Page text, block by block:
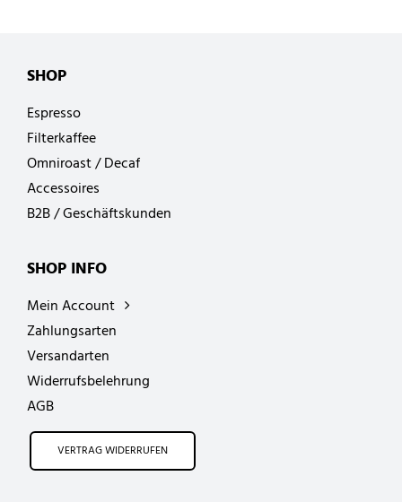
SHOP
Espresso
Filterkaffee
Omniroast / Decaf
Accessoires
B2B / Geschäftskunden
SHOP INFO
Mein Account
Zahlungsarten
Versandarten
Widerrufsbelehrung
AGB
VERTRAG WIDERRUFEN